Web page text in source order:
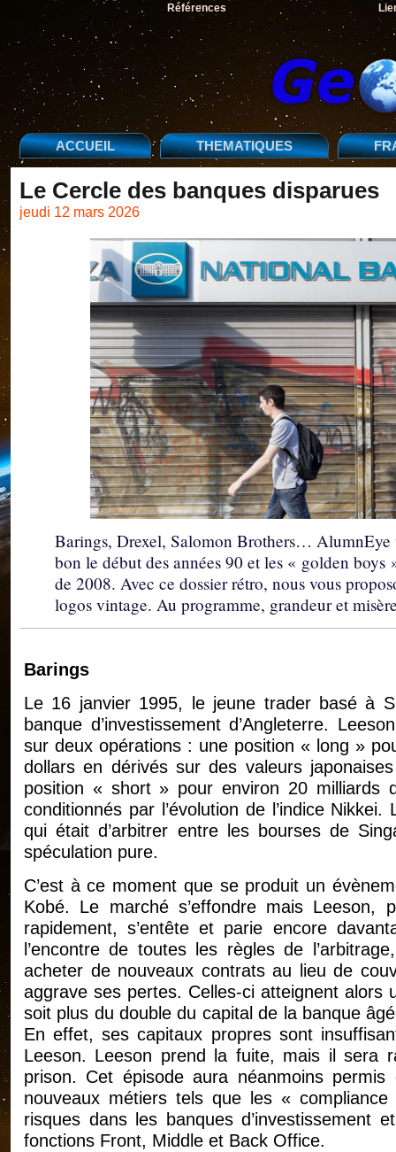
Références
ACCUEIL THEMATIQUES
Le Cercle des banques disparues
jeudi 12 mars 2026
Barings, Drexel, Salomon Brothers… AlumnEye
bon le début des années 90 et les « golden boys
de 2008. Avec ce dossier rétro, nous vous
logos vintage. Au programme, grandeur et
Barings
Le 16 janvier 1995, le jeune trader basé à
banque d’investissement d’Angleterre.
sur deux opérations : une position « long »
dollars en dérivés sur des valeurs
position « short » pour environ 20 milliards
conditionnés par l’évolution de l’indice
qui était d’arbitrer entre les bourses de
spéculation pure.
C’est à ce moment que se produit un
Kobé. Le marché s’effondre mais
rapidement, s’entête et parie encore
l’encontre de toutes les règles de
acheter de nouveaux contrats au lieu de
aggrave ses pertes. Celles-ci atteignent alors
soit plus du double du capital de la banque
En effet, ses capitaux propres sont
Leeson. Leeson prend la fuite, mais il sera
prison. Cet épisode aura néanmoins
nouveaux métiers tels que les «
risques dans les banques d’investissement
fonctions Front, Middle et Back Office.